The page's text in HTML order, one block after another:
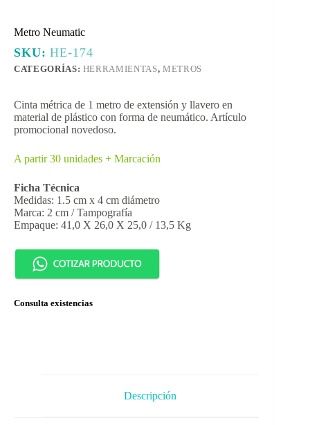
Metro Neumatic
SKU:HE-174
CATEGORÍAS: HERRAMIENTAS, METROS
Cinta métrica de 1 metro de extensión y llavero en
material de plástico con forma de neumático. Artículo
promocional novedoso.
A partir 30 unidades + Marcación
Ficha Técnica
Medidas: 1.5 cm x 4 cm diámetro
Marca: 2 cm / Tampografía
Empaque: 41,0 X 26,0 X 25,0 / 13,5 Kg
Consulta existencias
Descripción